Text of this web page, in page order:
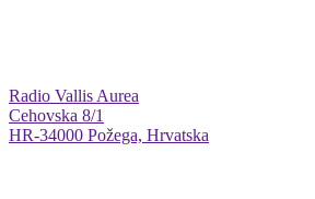
Radio Vallis Aurea
Cehovska 8/1
HR-34000 Požega, Hrvatska